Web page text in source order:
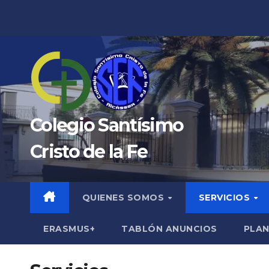
Colegio Santísimo
Cristo de la Fe
QUIENES SOMOS SERVICIOS
ERASMUS+ TABLÓN ANUNCIOS